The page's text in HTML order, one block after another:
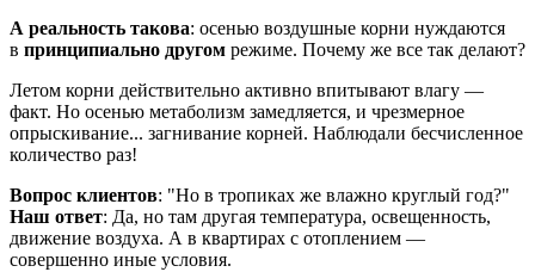
А реальность такова: осенью воздушные корни нуждаются
в принципиально другом режиме. Почему же все так делают?
Летом корни действительно активно впитывают влагу —
факт. Но осенью метаболизм замедляется, и чрезмерное
опрыскивание... загнивание корней. Наблюдали бесчисленное
количество раз!
Вопрос клиентов: "Но в тропиках же влажно круглый год?"
Наш ответ: Да, но там другая температура, освещенность,
движение воздуха. А в квартирах с отоплением —
совершенно иные условия.